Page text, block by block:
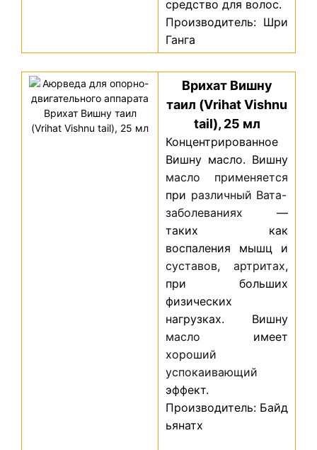
средство для волос.
Производитель: Шри
Ганга
Врихат Вишну
таил (Vrihat Vishnu
tail), 25 мл
Концентрированное
Вишну масло. Вишну
масло
применяется
при различный Вата-
заболеваниях —
таких как
воспаления мышц и
суставов, артритах,
при больших
физических
нагрузках. Вишну
масло имеет
хороший
успокаивающий
эффект.
Производитель: Байд
ьянатх